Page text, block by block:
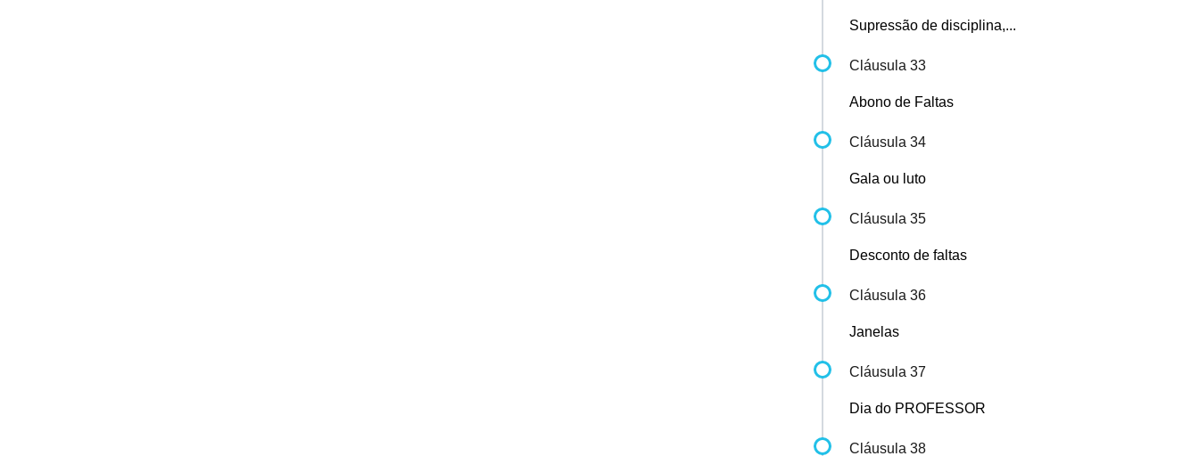
Supressão de disciplina,...
Cláusula 33
Abono de Faltas
Cláusula 34
Gala ou luto
Cláusula 35
Desconto de faltas
Cláusula 36
Janelas
Cláusula 37
Dia do PROFESSOR
Cláusula 38